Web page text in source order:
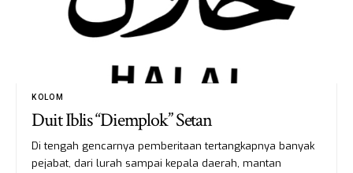
KOLOM
Duit Iblis “Diemplok” Setan
Di tengah gencarnya pemberitaan tertangkapnya banyak
pejabat, dari lurah sampai kepala daerah, mantan